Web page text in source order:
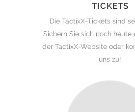
TICKETS
Die TactixX-Tickets sind
Sichern Sie sich noch heute
der TactixX-Website oder
uns zu!